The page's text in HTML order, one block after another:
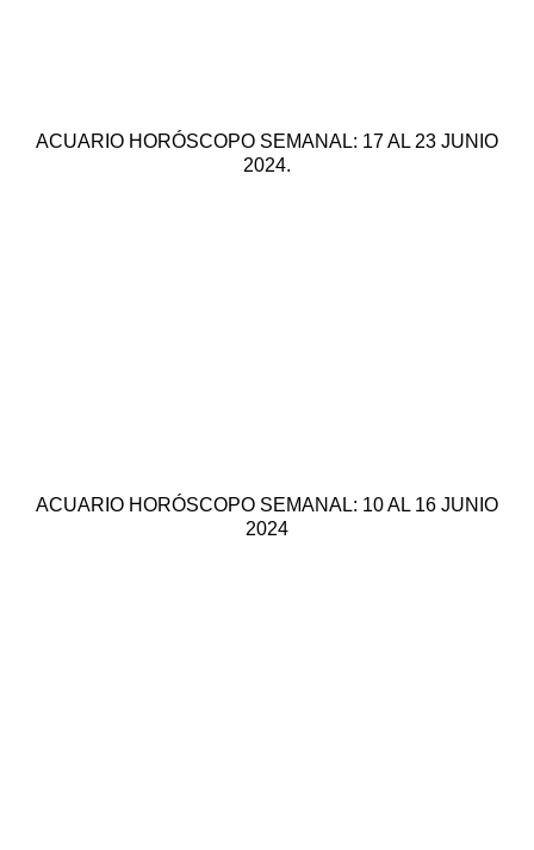
ACUARIO HORÓSCOPO SEMANAL: 17 AL 23 JUNIO
2024.
ACUARIO HORÓSCOPO SEMANAL: 10 AL 16 JUNIO
2024